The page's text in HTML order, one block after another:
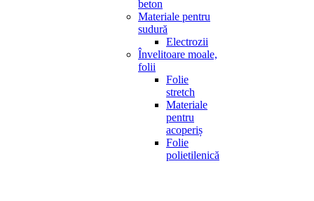
beton
Materiale pentru
sudură
Electrozii
Învelitoare moale,
folii
Folie
stretch
Materiale
pentru
acoperiș
Folie
polietilenică